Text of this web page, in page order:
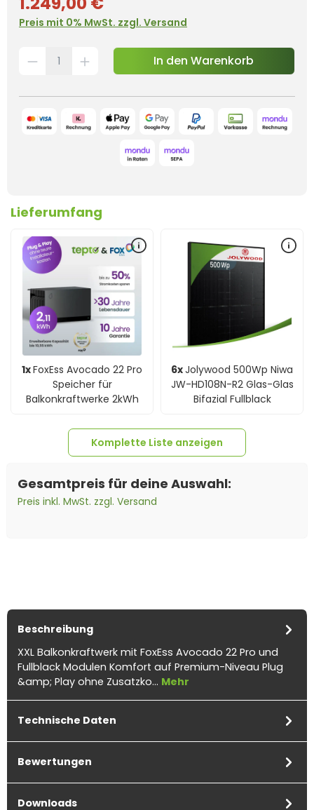
Preis mit 0% MwSt. zzgl. Versand
In den Warenkorb
Lieferumfang
1xFoxEss Avocado 22 Pro
Speicher für
Balkonkraftwerke 2kWh
6xJolywood 500Wp Niwa
JW-HD108N-R2 Glas-Glas
Bifazial Fullblack
Stecker - 5m
Solarkabel schwarz inkl.
Komplette Liste anzeigen
Gesamtpreis für deine Auswahl:
Preis inkl. MwSt. zzgl. Versand
Beschreibung
XXL Balkonkraftwerk mit FoxEss Avocado 22 Pro und
Fullblack Modulen Komfort auf Premium-Niveau Plug
&amp; Play ohne Zusatzko… Mehr
Technische Daten
Bewertungen
Downloads